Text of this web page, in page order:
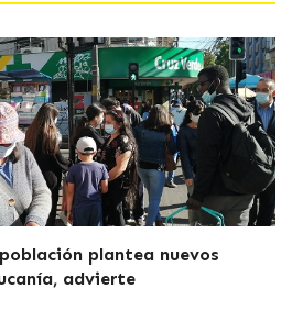
plantea nuevos
advierte